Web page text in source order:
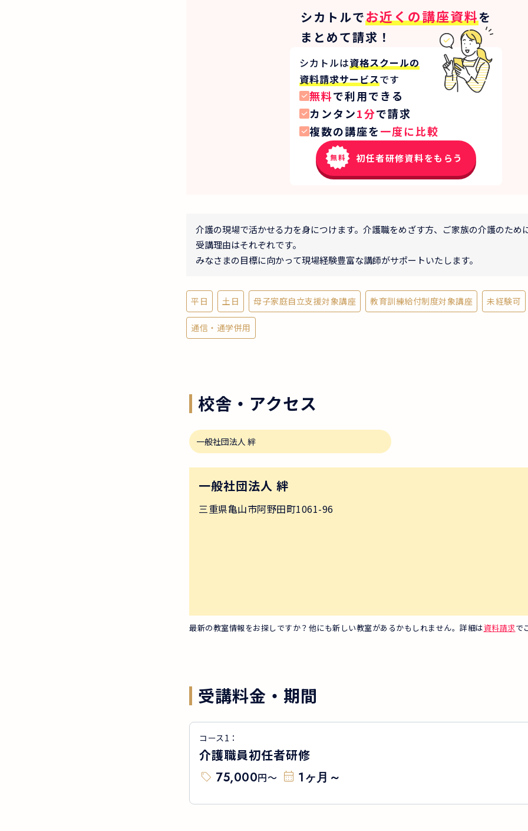
シカトルでお近くの講座資料を
まとめて請求！
シカトルは資格スクールの
資料請求サービスです
無料で利用できる
カンタン1分で請求
複数の講座を一度に比較
初任者研修資料をもらう
介護の現場で活かせる力を身につけます。介護職をめざす方、ご家族の介護のため
受講理由はそれぞれです。
みなさまの目標に向かって現場経験豊富な講師がサポートいたします。
平日 土日 母子家庭自立支援対象講座 教育訓練給付制度対象講座 未経験可
通信・通学併用
校舎・アクセス
一般社団法人 絆
一般社団法人 絆
三重県亀山市阿野田町1061-96
最新の教室情報をお探しですか？他にも新しい教室があるかもしれません。詳細は資料請求で
受講料金・期間
コース 1 ：
介護職員初任者研修
75,000円〜 1ヶ月～